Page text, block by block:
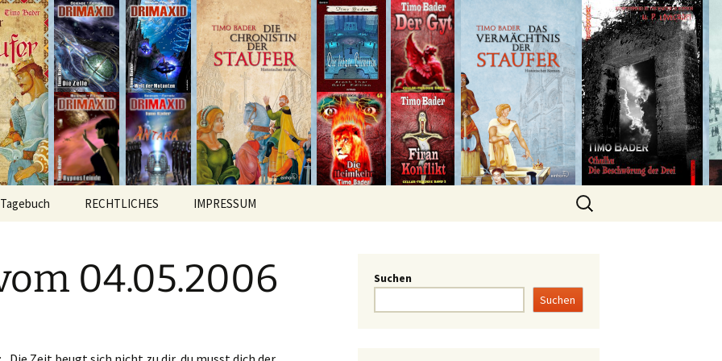
Tagebuch RECHTLICHES IMPRESSUM
04.05.2006
Suchen
Suchen